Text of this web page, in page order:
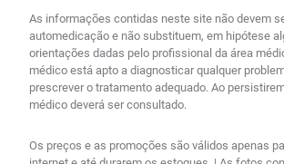
As informações contidas neste site não devem
automedicação e não substituem, em hipótese
orientações dadas pelo profissional da área
médico está apto a diagnosticar qualquer
prescrever o tratamento adequado. Ao
médico deverá ser consultado.
Os preços e as promoções são válidos apenas